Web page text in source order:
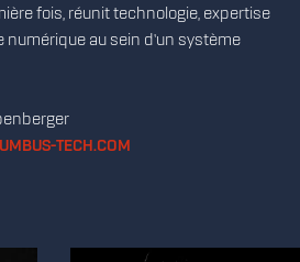
fois, réunit technologie, expertise
au sein d’un système
TECH.COM